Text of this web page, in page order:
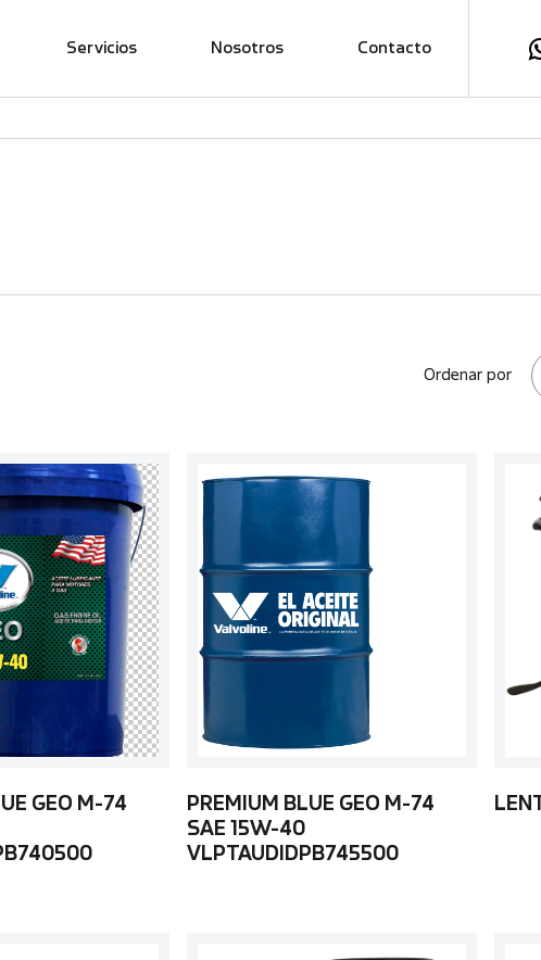
Servicios Nosotros Contacto
Ordenar por
GEO M-74
PREMIUM BLUE GEO M-74
SAE 15W-40
VLPTAUDIDPB745500